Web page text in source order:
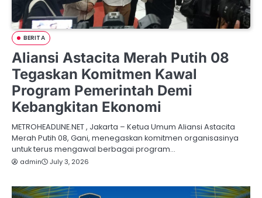
BERITA
Aliansi Astacita Merah Putih 08
Tegaskan Komitmen Kawal
Program Pemerintah Demi
Kebangkitan Ekonomi
METROHEADLINE.NET , Jakarta – Ketua Umum Aliansi Astacita
Merah Putih 08, Gani, menegaskan komitmen organisasinya
untuk terus mengawal berbagai program…
admin July 3, 2026